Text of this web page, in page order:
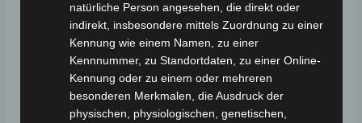
natürliche Person angesehen, die direkt oder
indirekt, insbesondere mittels Zuordnung zu einer
Kennung wie einem Namen, zu einer
Kennnummer, zu Standortdaten, zu einer Online-
Kennung oder zu einem oder mehreren
besonderen Merkmalen, die Ausdruck der
physischen, physiologischen, genetischen,